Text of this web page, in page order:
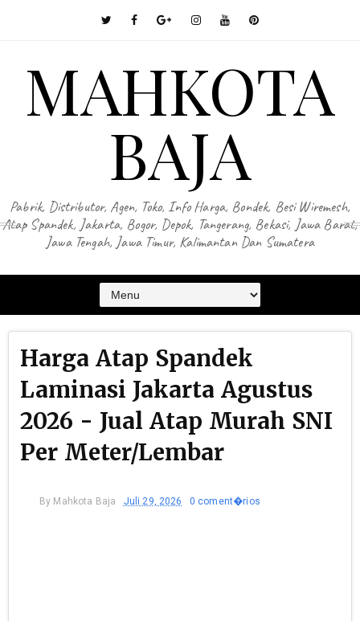
MAHKOTA
BAJA
Pabrik, Distributor, Agen, Toko, Info Harga, Bondek, Besi Wiremesh,
Atap Spandek, Jakarta, Bogor, Depok, Tangerang, Bekasi, Jawa Barat,
Jawa Tengah, Jawa Timur, Kalimantan Dan Sumatera
Harga Atap Spandek
Laminasi Jakarta Agustus
2026 - Jual Atap Murah SNI
Per Meter/Lembar
By Mahkota Baja Juli 29, 2026 0 coment�rios